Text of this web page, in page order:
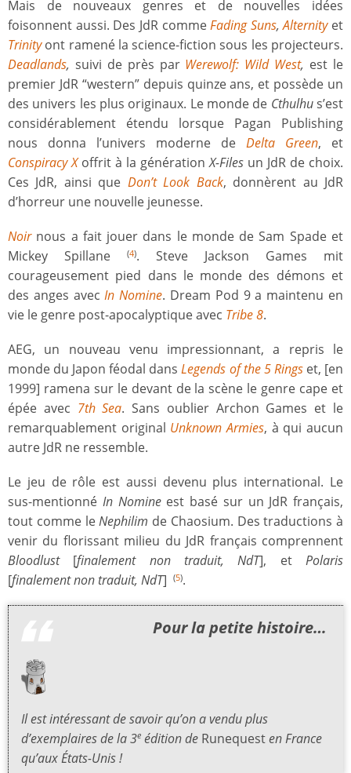
Mais de nouveaux genres et de nouvelles idées
foisonnent aussi. Des JdR commeFading Suns,Alternityet
Trinityont ramené la science-fiction sous les projecteurs.
Deadlands, suivi de près par Werewolf: Wild West, est le
premier JdR “western” depuis quinze ans, et possède un
des univers les plus originaux. Le monde de Cthulhus’est
considérablement étendu lorsque Pagan Publishing
nous donna l’univers moderne de Delta Green, et
Conspiracy Xoffrit à la générationX-Files un JdR de choix.
Ces JdR, ainsi que Don’t Look Back, donnèrent au JdR
d’horreur une nouvelle jeunesse.
Noirnous a fait jouer dans le monde de Sam Spade et
Mickey Spillane
(4). Steve Jackson Games mit
courageusement pied dans le monde des démons et
des anges avecIn Nomine. Dream Pod 9 a maintenu en
vie le genre post-apocalyptique avec Tribe 8.
AEG, un nouveau venu impressionnant, a repris le
monde du Japon féodal dansLegends of the 5 Ringset, [en
1999] ramena sur le devant de la scène le genre cape et
épée avec 7th Sea. Sans oublier Archon Games et le
remarquablement original Unknown Armies, à qui aucun
autre JdR ne ressemble.
Le jeu de rôle est aussi devenu plus international. Le
sus-mentionné In Nomineest basé sur un JdR français,
tout comme leNephilim de Chaosium. Des traductions à
venir du florissant milieu du JdR français comprennent
Bloodlust[finalement non traduit, NdT], etPolaris
[finalement non traduit, NdT] (5).
Pour la petite histoire…
Il est intéressant de savoir qu’on a vendu plus
d’exemplaires de la 3e édition de Runequesten France
qu’aux États-Unis !